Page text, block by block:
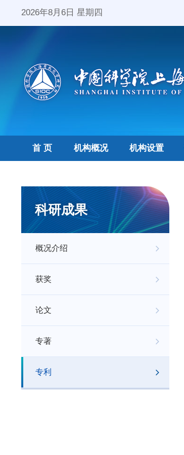
2026年8月6日 星期四
首 页 机构概况 机构设置
科研成果
概况介绍
获奖
论文
专著
专利